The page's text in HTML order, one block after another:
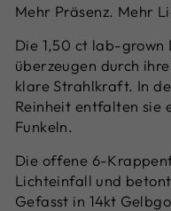
Mehr Präsenz. Mehr
Die 1,50 ct lab-
überzeugen durch
klare Strahlkraft. In
Reinheit entfalten sie
Funkeln.
Die offene 6-
Lichteinfall und
Gefasst in 14kt